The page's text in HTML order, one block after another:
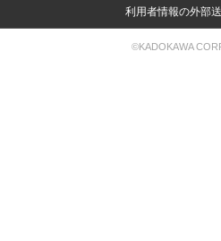
利用者情報の外部
©KADOKAWA